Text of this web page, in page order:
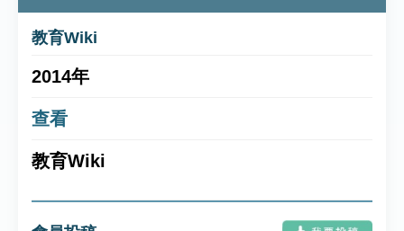
教育Wiki
2014年
查看
教育Wiki